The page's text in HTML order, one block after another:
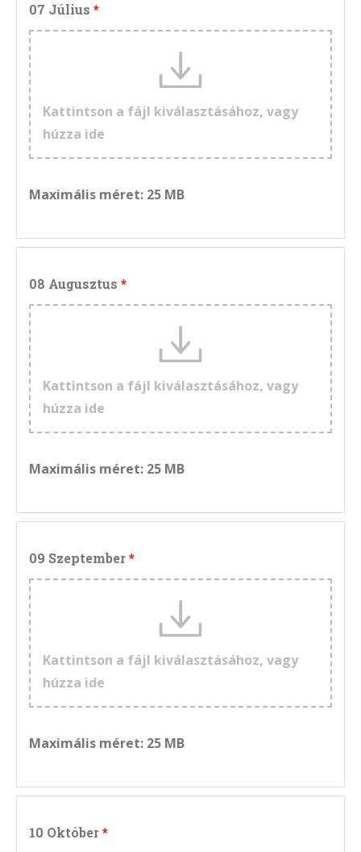
07 Július
Kattintson a fájl kiválasztásához, vagy
húzza ide
Maximális méret: 25 MB
08 Augusztus
Kattintson a fájl kiválasztásához, vagy
húzza ide
Maximális méret: 25 MB
09 Szeptember
Kattintson a fájl kiválasztásához, vagy
húzza ide
Maximális méret: 25 MB
10 Október